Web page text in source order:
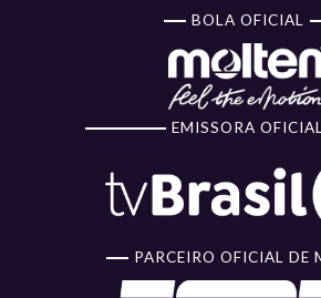
BOLA OFICIAL
EMISSORA
PARCEIRO OFICIAL DE